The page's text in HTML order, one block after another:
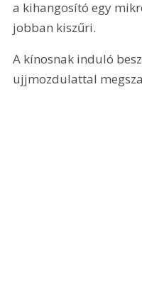
a kihangosító egy
jobban kiszűri.
A kínosnak induló
ujjmozdulattal